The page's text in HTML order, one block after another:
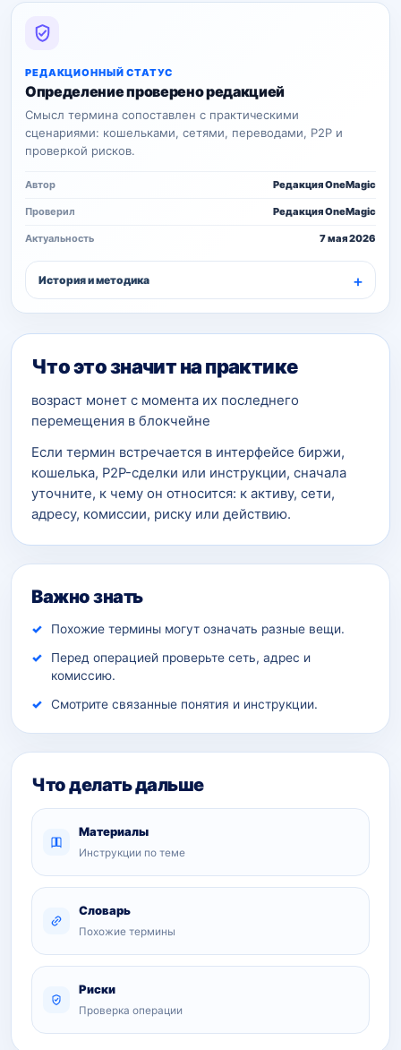
РЕДАКЦИОННЫЙ СТАТУС
Определение проверено редакцией
Смысл термина сопоставлен с практическими
сценариями: кошельками, сетями, переводами, P2P и
проверкой рисков.
Автор Редакция OneMagic
Проверил Редакция OneMagic
Актуальность 7 мая 2026
История и методика
Что это значит на практике
возраст монет с момента их последнего
перемещения в блокчейне
Если термин встречается в интерфейсе биржи,
кошелька, P2P-сделки или инструкции, сначала
уточните, к чему он относится: к активу, сети,
адресу, комиссии, риску или действию.
Важно знать
Похожие термины могут означать разные вещи.
Перед операцией проверьте сеть, адрес и
комиссию.
Смотрите связанные понятия и инструкции.
Что делать дальше
Материалы
Инструкции по теме
Словарь
Похожие термины
Риски
Проверка операции